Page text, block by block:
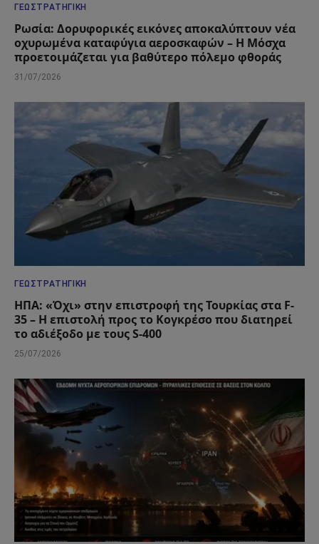
ΓΕΩΣΤΡΑΤΗΓΙΚΉ
Ρωσία: Δορυφορικές εικόνες αποκαλύπτουν νέα
οχυρωμένα καταφύγια αεροσκαφών – Η Μόσχα
προετοιμάζεται για βαθύτερο πόλεμο φθοράς
31/07/2026
ΓΕΩΣΤΡΑΤΗΓΙΚΉ
ΗΠΑ: «Όχι» στην επιστροφή της Τουρκίας στα F-
35 – Η επιστολή προς το Κογκρέσο που διατηρεί
το αδιέξοδο με τους S-400
25/07/2026